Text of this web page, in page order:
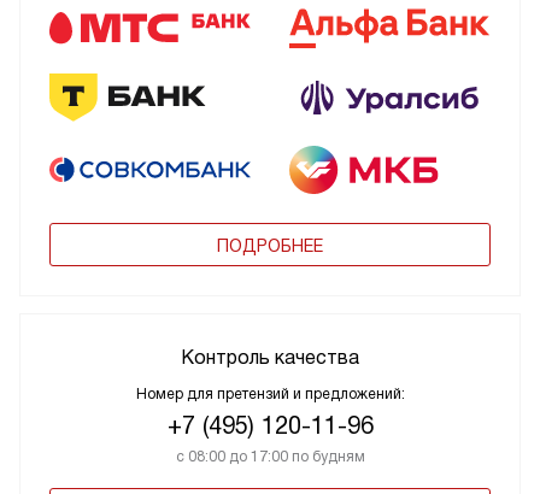
ПОДРОБНЕЕ
Контроль качества
Номер для претензий и предложений:
+7 (495) 120-11-96
с 08:00 до 17:00 по будням